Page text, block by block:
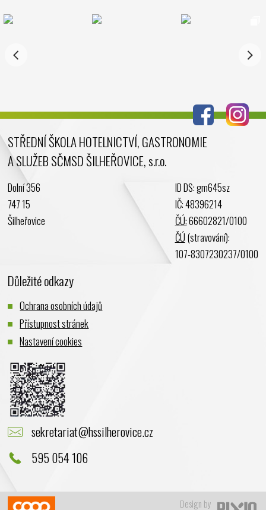
STŘEDNÍ ŠKOLA HOTELNICTVÍ, GASTRONOMIE
A SLUŽEB SČMSD ŠILHEŘOVICE, s.r.o.
Dolní 356
747 15
Šilheřovice
ID DS: gm645sz
IČ: 48396214
ČÚ:66602821/0100
ČÚ (stravování):
107-8307230237/0100
Důležité odkazy
Ochrana osobních údajů
Přístupnost stránek
Nastavení cookies
sekretariat@hssilherovice.cz
595 054 106
Design by